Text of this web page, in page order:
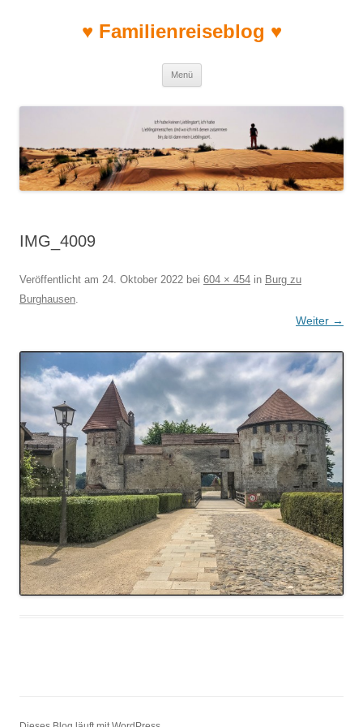
♥ Familienreiseblog ♥
Menü
IMG_4009
Veröffentlicht am 24. Oktober 2022 bei 604 × 454 in Burg zu
Burghausen.
Weiter →